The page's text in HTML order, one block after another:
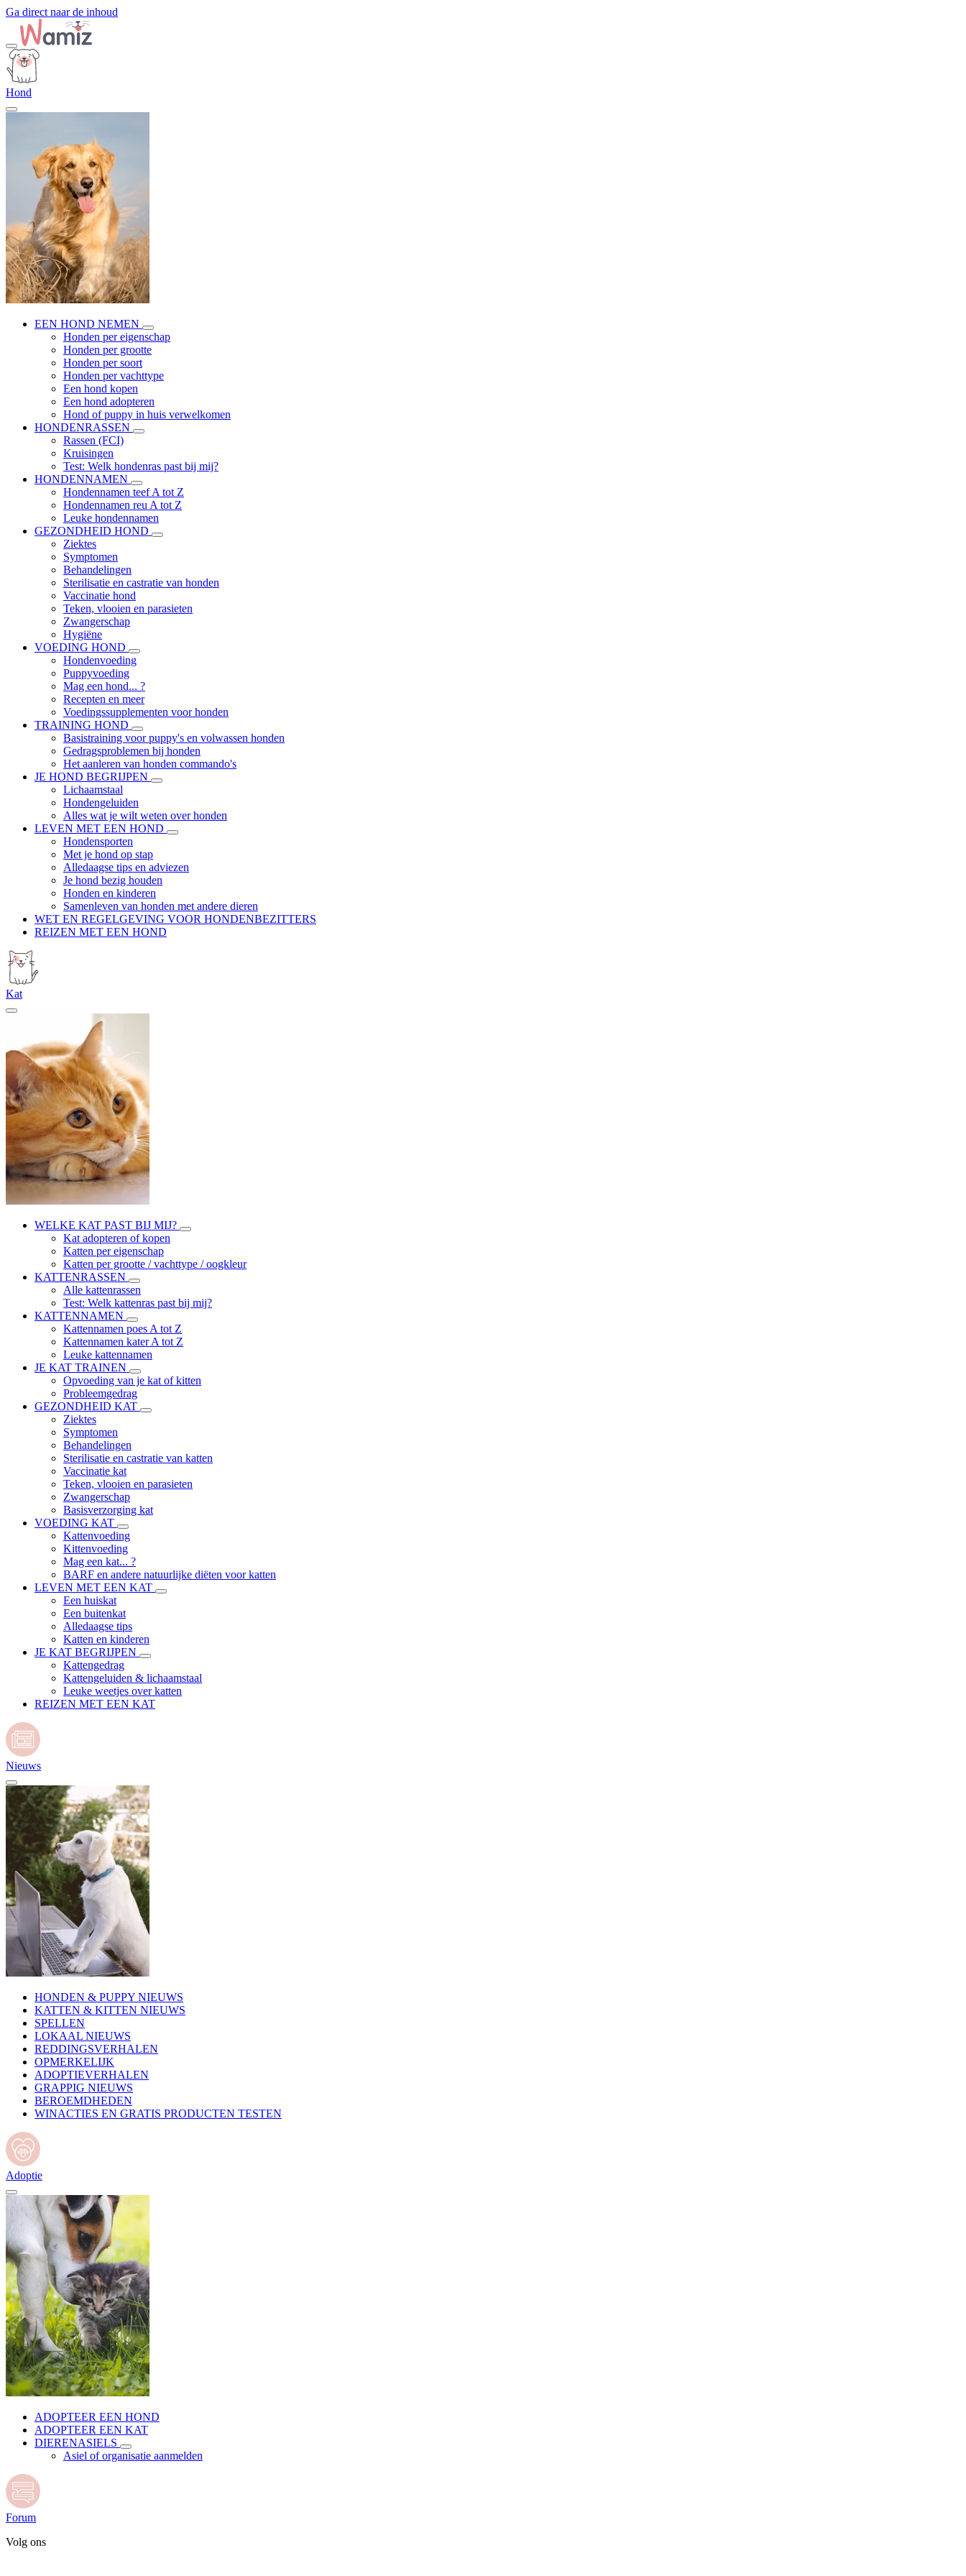
Ga direct naar de inhoud
Hond
EEN HOND NEMEN
Honden per eigenschap
Honden per grootte
Honden per soort
Honden per vachttype
Een hond kopen
Een hond adopteren
Hond of puppy in huis verwelkomen
HONDENRASSEN
Rassen (FCI)
Kruisingen
Test: Welk hondenras past bij mij?
HONDENNAMEN
Hondennamen teef A tot Z
Hondennamen reu A tot Z
Leuke hondennamen
GEZONDHEID HOND
Ziektes
Symptomen
Behandelingen
Sterilisatie en castratie van honden
Vaccinatie hond
Teken, vlooien en parasieten
Zwangerschap
Hygiëne
VOEDING HOND
Hondenvoeding
Puppyvoeding
Mag een hond... ?
Recepten en meer
Voedingssupplementen voor honden
TRAINING HOND
Basistraining voor puppy's en volwassen honden
Gedragsproblemen bij honden
Het aanleren van honden commando's
JE HOND BEGRIJPEN
Lichaamstaal
Hondengeluiden
Alles wat je wilt weten over honden
LEVEN MET EEN HOND
Hondensporten
Met je hond op stap
Alledaagse tips en adviezen
Je hond bezig houden
Honden en kinderen
Samenleven van honden met andere dieren
WET EN REGELGEVING VOOR HONDENBEZITTERS
REIZEN MET EEN HOND
Kat
WELKE KAT PAST BIJ MIJ?
Kat adopteren of kopen
Katten per eigenschap
Katten per grootte / vachttype / oogkleur
KATTENRASSEN
Alle kattenrassen
Test: Welk kattenras past bij mij?
KATTENNAMEN
Kattennamen poes A tot Z
Kattennamen kater A tot Z
Leuke kattennamen
JE KAT TRAINEN
Opvoeding van je kat of kitten
Probleemgedrag
GEZONDHEID KAT
Ziektes
Symptomen
Behandelingen
Sterilisatie en castratie van katten
Vaccinatie kat
Teken, vlooien en parasieten
Zwangerschap
Basisverzorging kat
VOEDING KAT
Kattenvoeding
Kittenvoeding
Mag een kat... ?
BARF en andere natuurlijke diëten voor katten
LEVEN MET EEN KAT
Een huiskat
Een buitenkat
Alledaagse tips
Katten en kinderen
JE KAT BEGRIJPEN
Kattengedrag
Kattengeluiden & lichaamstaal
Leuke weetjes over katten
REIZEN MET EEN KAT
Nieuws
HONDEN & PUPPY NIEUWS
KATTEN & KITTEN NIEUWS
SPELLEN
LOKAAL NIEUWS
REDDINGSVERHALEN
OPMERKELIJK
ADOPTIEVERHALEN
GRAPPIG NIEUWS
BEROEMDHEDEN
WINACTIES EN GRATIS PRODUCTEN TESTEN
Adoptie
ADOPTEER EEN HOND
ADOPTEER EEN KAT
DIERENASIELS
Asiel of organisatie aanmelden
Forum
Volg ons